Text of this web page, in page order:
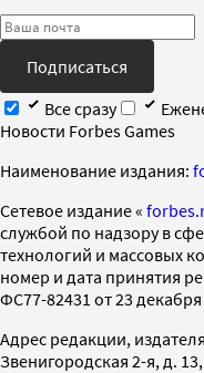
Подписаться
Все сразу
Новости Forbes Games
Наименование издания:
Cетевое издание «
службой по надзору в
технологий и массовых
номер и дата принятия
ФС77-82431 от 23 декабря
Адрес редакции,
Звенигородская 2-я, д.